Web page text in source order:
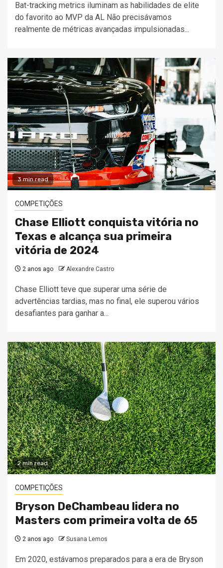
Bat-tracking metrics iluminam as habilidades de elite
do favorito ao MVP da AL Não precisávamos
realmente de métricas avançadas impulsionadas...
3 min read
COMPETIÇÕES
Chase Elliott conquista vitória no
Texas e alcança sua primeira
vitória de 2024
2 anos ago Alexandre Castro
Chase Elliott teve que superar uma série de
advertências tardias, mas no final, ele superou vários
desafiantes para ganhar a...
2 min read
COMPETIÇÕES
Bryson DeChambeau lidera no
Masters com primeira volta de 65
2 anos ago Susana Lemos
Em 2020, estávamos preparados para a era de Bryson